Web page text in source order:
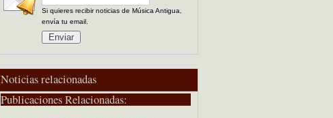
Si quieres recibir noticias de Música Antigua,
envía tu email.
Noticias relacionadas
Publicaciones Relacionadas: